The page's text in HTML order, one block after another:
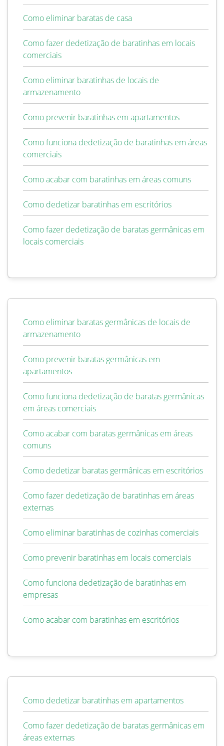
Como eliminar baratas de casa
Como fazer dedetização de baratinhas em locais
comerciais
Como eliminar baratinhas de locais de
armazenamento
Como prevenir baratinhas em apartamentos
Como funciona dedetização de baratinhas em áreas
comerciais
Como acabar com baratinhas em áreas comuns
Como dedetizar baratinhas em escritórios
Como fazer dedetização de baratas germânicas em
locais comerciais
Como eliminar baratas germânicas de locais de
armazenamento
Como prevenir baratas germânicas em
apartamentos
Como funciona dedetização de baratas germânicas
em áreas comerciais
Como acabar com baratas germânicas em áreas
comuns
Como dedetizar baratas germânicas em escritórios
Como fazer dedetização de baratinhas em áreas
externas
Como eliminar baratinhas de cozinhas comerciais
Como prevenir baratinhas em locais comerciais
Como funciona dedetização de baratinhas em
empresas
Como acabar com baratinhas em escritórios
Como dedetizar baratinhas em apartamentos
Como fazer dedetização de baratas germânicas em
áreas externas